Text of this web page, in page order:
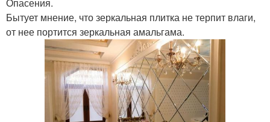
Бытует мнение, что зеркальная плитка не терпит влаги,
от нее портится зеркальная амальгама.